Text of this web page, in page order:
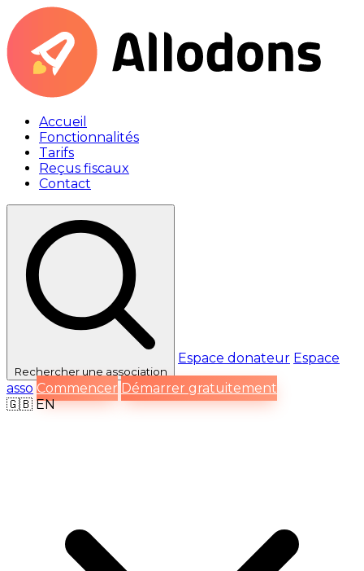
Accueil
Fonctionnalités
Tarifs
Reçus fiscaux
Contact
Rechercherune association
Espace donateur Espace
asso Commencer Démarrer gratuitement
🇬🇧 EN